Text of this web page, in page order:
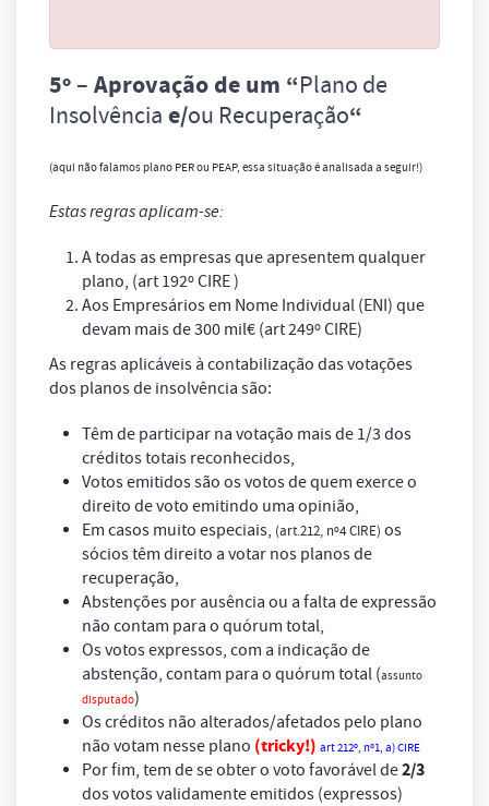
5º – Aprovação de um “Plano de
Insolvência e/ou Recuperação“
(aqui não falamos plano PER ou PEAP, essa situação é analisada a seguir!)
Estas regras aplicam-se:
A todas as empresas que apresentem qualquer
plano, (art 192º CIRE )
Aos Empresários em Nome Individual (ENI) que
devam mais de 300 mil€ (art 249º CIRE)
As regras aplicáveis à contabilização das votações
dos planos de insolvência são:
Têm de participar na votação mais de 1/3 dos
créditos totais reconhecidos,
Votos emitidos são os votos de quem exerce o
direito de voto emitindo uma opinião,
Em casos muito especiais, (art.212, nº4 CIRE) os
sócios têm direito a votar nos planos de
recuperação,
Abstenções por ausência ou a falta de expressão
não contam para o quórum total,
Os votos expressos, com a indicação de
abstenção, contam para o quórum total (assunto
disputado)
Os créditos não alterados/afetados pelo plano
não votam nesse plano (tricky!) art 212º, nº1, a) CIRE
Por fim, tem de se obter o voto favorável de2/3
dos votos validamente emitidos (expressos)